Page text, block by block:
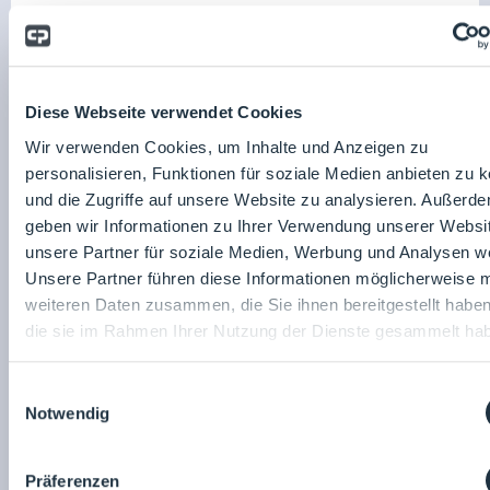
Diese Webseite verwendet Cookies
Wir verwenden Cookies, um Inhalte und Anzeigen zu
personalisieren, Funktionen für soziale Medien anbieten zu
und die Zugriffe auf unsere Website zu analysieren.
geben wir Informationen zu Ihrer Verwendung unserer
unsere Partner für soziale Medien, Werbung und Analysen
Unsere Partner führen diese Informationen möglicherweise
weiteren Daten zusammen, die Sie ihnen bereitgestellt
die sie im Rahmen Ihrer Nutzung der Dienste gesammelt
Notwendig
Präferenzen
25.03.2026 Raum: 417:00- 17:30
Optimierung der Wärmerückgewinnung
HOWATHERM Klimatechnik GmbH
Prof. Dr.-Ing. Christoph Kaup
Fachvortrag